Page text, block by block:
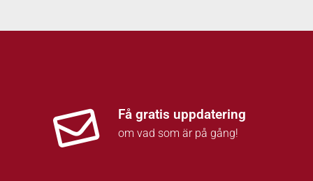
Få gratis uppdatering
om vad som är på gång!